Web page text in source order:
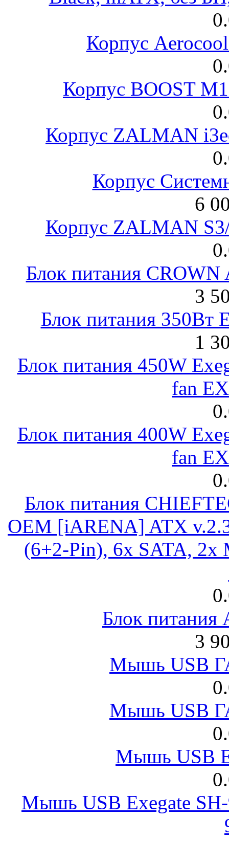
Корпус
Корпус BOOST
Корпус ZALMAN
Корпус
6
Корпус ZALMAN
Блок питания
3
Блок питания 350Вт
1
Блок питания 450W
fan
Блок питания 400W
fan
Блок питания
OEM [iARENA] ATX
(6+2-Pin), 6x SATA, 2x
Блок питания
3
Мышь USB
Мышь USB
Мышь USB
Мышь USB Exegate